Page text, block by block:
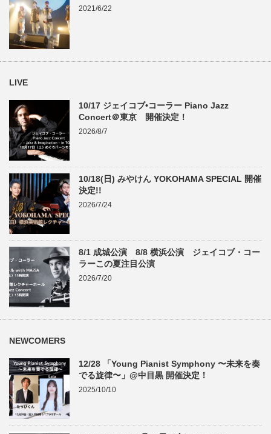
2021/6/22
LIVE
10/17 ジェイコブ•コーラー Piano Jazz
Concert＠東京 開催決定！
2026/8/7
10/18(日) みやけん YOKOHAMA SPECIAL 開催
決定!!
2026/7/24
8/1 成城公演 8/8 横浜公演 ジェイコブ・コー
ラーこの夏注目公演
2026/7/20
NEWCOMERS
12/28 「Young Pianist Symphony 〜未来を奏
でる旋律〜」@中目黒 開催決定！
2025/10/10